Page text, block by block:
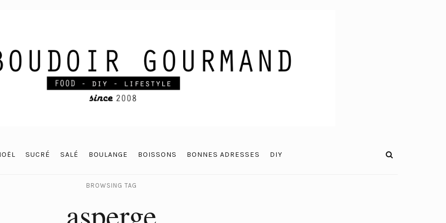
SUCRÉ SALÉ BOULANGE BOISSONS BONNES ADRESSES DIY
BROWSING TAG
asperge